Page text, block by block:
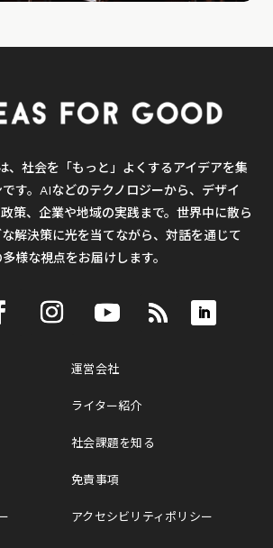
、社会を「もっと」よくするアイデアを集
す。AIなどのテクノロジーから、デザイ
策、企業や地域の実践まで。世界中に散ら
解決策に光を当てながら、対話を通じて
様な視点をお届けします。
運営会社
ライター紹介
社会課題を知る
免責事項
アクセシビリティポリシー